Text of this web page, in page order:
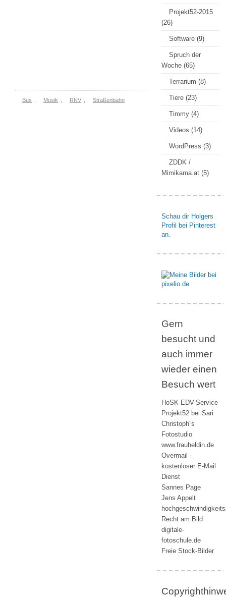
Bus Musik RNV Straßenbahn
Projekt52-2015
(26)
Software (9)
Spruch der
Woche (65)
Terrarium (8)
Tiere (23)
Timmy (4)
Videos (14)
WordPress (3)
ZDDK /
Mimikama.at (5)
Schau dir Holgers
Profil bei Pinterest
an.
Gern
besucht und
auch immer
wieder einen
Besuch wert
HoSK EDV-Service
Projekt52 bei Sari
Christoph´s
Fotostudio
www.frauheldin.de
Overmail -
kostenloser E-Mail
Dienst
Sannes Page
Jens Appelt
Recht am Bild
digitale-
fotoschule.de
Freie Stock-Bilder